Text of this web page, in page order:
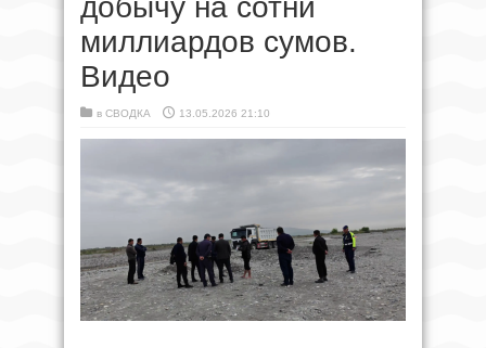
добычу на сотни
миллиардов сумов.
Видео
в СВОДКА 13.05.2026 21:10